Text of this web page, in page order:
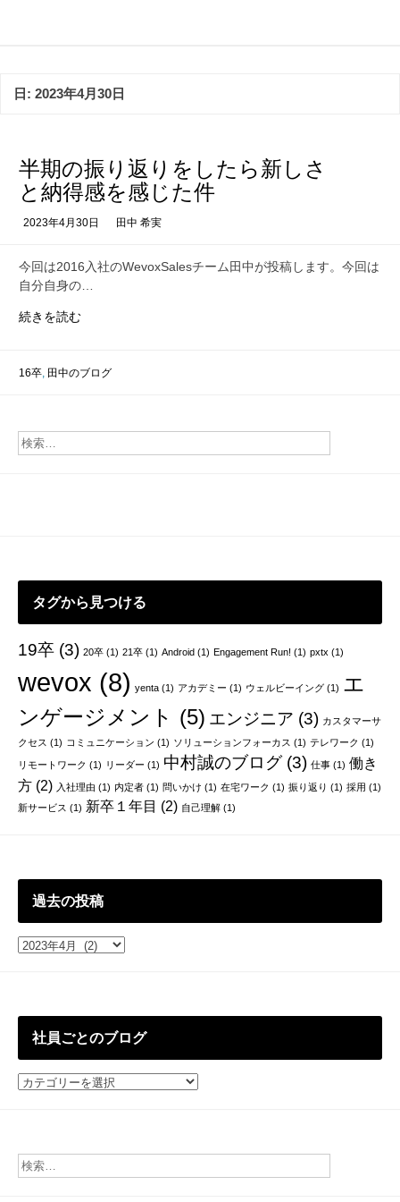
日: 2023年4月30日
半期の振り返りをしたら新しさ
と納得感を感じた件
2023年4月30日 田中 希実
今回は2016入社のWevoxSalesチーム田中が投稿します。今回は
自分自身の…
続きを読む半
振
り
と
納
を
じ
た
件
16卒, 田中のブログ
タグから見つける
19卒(3) 20卒(1) 21卒(1) Android(1) Engagement Run! (1) pxtx (1)
wevox (8) yenta(1) アカデミー (1) ウェルビーイング(1) エ
ンゲージメント (5) エンジニア (3) カスタマーサ
クセス (1) コミュニケーション (1) ソリューションフォーカス (1) テレワーク (1)
リモートワーク (1) リーダー (1) 中村誠のブログ(3) 仕事(1) 働き
方(2) 入社理由 (1) 内定者(1) 問いかけ (1) 在宅ワーク (1) 振り返り (1) 採用 (1)
新サービス (1) 新卒１年目 (2) 自己理解(1)
過去の投稿
過
社員ごとのブログ
社
ブ